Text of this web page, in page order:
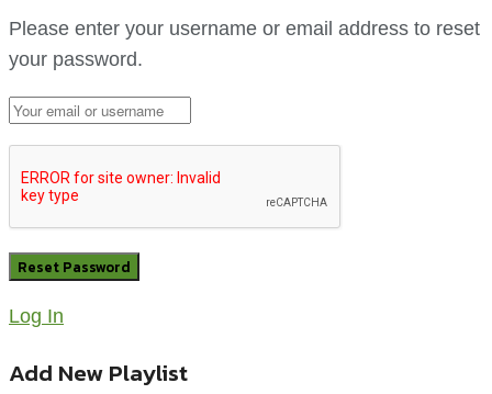
Please enter your username or email address to reset
your password.
Log In
Add New Playlist